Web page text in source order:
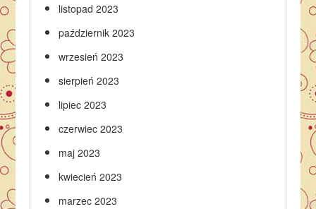
listopad 2023
październik 2023
wrzesień 2023
sierpień 2023
lipiec 2023
czerwiec 2023
maj 2023
kwiecień 2023
marzec 2023